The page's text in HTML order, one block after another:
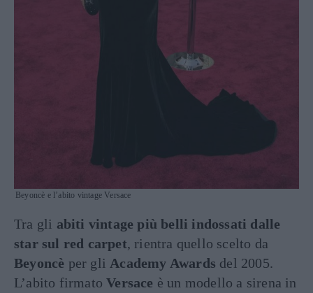
Beyoncè e l’abito vintage Versace
Tra gli abiti vintage più belli indossati dalle
star sul red carpet, rientra quello scelto da
Beyoncè per gli Academy Awards del 2005.
L’abito firmatoVersace è un modello a sirena in